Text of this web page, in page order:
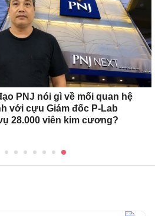
PNJ nói gì về mối quan hệ
với cựu Giám đốc P-Lab
28.000 viên kim cương?